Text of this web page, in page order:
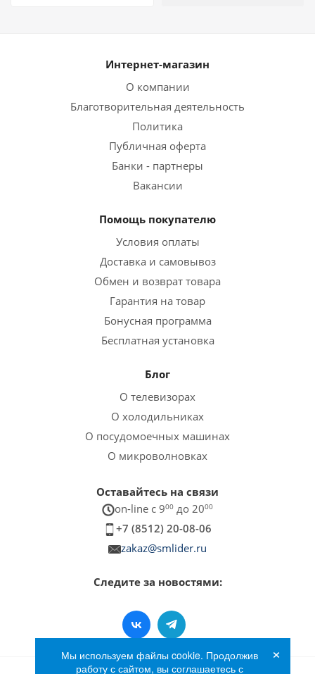
Интернет-магазин
О компании
Благотворительная деятельность
Политика
Публичная оферта
Банки - партнеры
Вакансии
Помощь покупателю
Условия оплаты
Доставка и самовывоз
Обмен и возврат товара
Гарантия на товар
Бонусная программа
Бесплатная установка
Блог
О телевизорах
О холодильниках
О посудомоечных машинах
О микроволновках
Оставайтесь на связи
on-line c 900 до 2000
+7 (8512) 20-08-06
zakaz@smlider.ru
Следите за новостями:
Мы используем файлы cookie. Продолжив
работу с сайтом, вы соглашаетесь с
×